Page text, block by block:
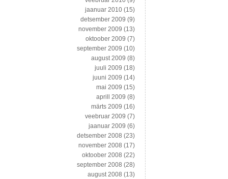
jaanuar 2010 (15)
detsember 2009 (9)
november 2009 (13)
oktoober 2009 (7)
september 2009 (10)
august 2009 (8)
juuli 2009 (18)
juuni 2009 (14)
mai 2009 (15)
aprill 2009 (8)
märts 2009 (16)
veebruar 2009 (7)
jaanuar 2009 (6)
detsember 2008 (23)
november 2008 (17)
oktoober 2008 (22)
september 2008 (28)
august 2008 (13)